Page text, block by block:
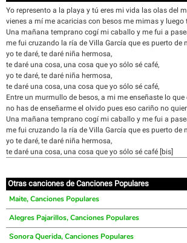
Yo represento a la playa y tú eres mi vida las olas del
vienes a mí me acaricias con besos me mimas y luego
Una mañana temprano cogí mi caballo y me fui a
me fui cruzando la ría de Villa García que es puerto de
yo te daré, te daré niña hermosa,
te daré una cosa, una cosa que yo sólo sé café,
yo te daré, te daré niña hermosa,
te daré una cosa, una cosa que yo sólo sé café,
Entre un murmullo de besos, a mi me enseñaste lo que
no has de enseñarme el olvido pues eso cariño no
Una mañana temprano cogí mi caballo y me fui a
me fui cruzando la ría de Villa García que es puerto de
yo te daré, te daré niña hermosa,
te daré una cosa, una cosa que yo sólo sé café [bis]
Otras canciones de Canciones Populares
Maite, Canciones Populares
Alegres Pajarillos, Canciones Populares
Sonora Querida, Canciones Populares